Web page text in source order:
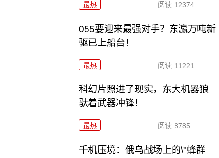
最热 阅读 12374
055要迎来最强对手？东瀛万吨新
驱已上船台！
最热 阅读 11221
科幻片照进了现实，东大机器狼
驮着武器冲锋！
最热 阅读 8785
千机压境：俄乌战场上的\"蜂群